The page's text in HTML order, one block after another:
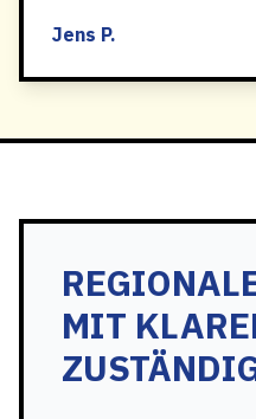
Jens P.
MIT